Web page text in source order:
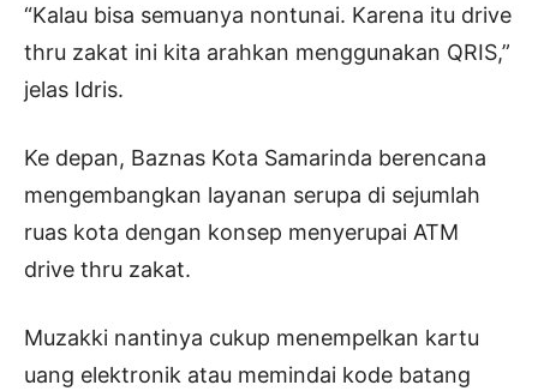
“Kalau bisa semuanya nontunai. Karena itu drive
thru zakat ini kita arahkan menggunakan QRIS,”
jelas Idris.
Ke depan, Baznas Kota Samarinda berencana
mengembangkan layanan serupa di sejumlah
ruas kota dengan konsep menyerupai ATM
drive thru zakat.
Muzakki nantinya cukup menempelkan kartu
uang elektronik atau memindai kode batang